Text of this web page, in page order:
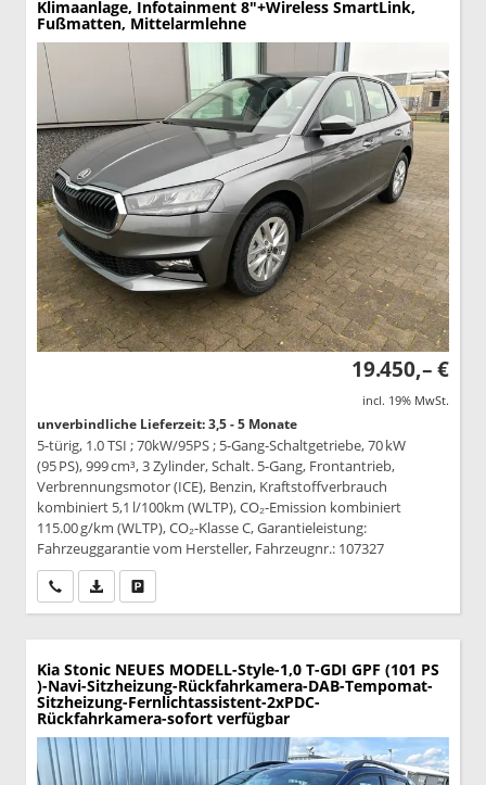
Klimaanlage, Infotainment 8"+Wireless SmartLink,
Fußmatten, Mittelarmlehne
19.450,– €
incl. 19% MwSt.
unverbindliche Lieferzeit: 3,5 - 5 Monate
5-türig, 1.0 TSI ; 70kW/95PS ; 5-Gang-Schaltgetriebe, 70 kW
(95 PS), 999 cm³, 3 Zylinder, Schalt. 5-Gang, Frontantrieb,
Verbrennungsmotor (ICE), Benzin, Kraftstoffverbrauch
kombiniert 5,1 l/100km (WLTP), CO₂-Emission kombiniert
115.00 g/km (WLTP), CO₂-Klasse C, Garantieleistung:
Fahrzeuggarantie vom Hersteller, Fahrzeugnr.: 107327
Wir rufen Sie anPDF-Datei, Fahrzeugexposé drucken
Kia Stonic NEUES MODELL-Style-1,0 T-GDI GPF (101 PS
)-Navi-Sitzheizung-Rückfahrkamera-DAB-Tempomat-
Sitzheizung-Fernlichtassistent-2xPDC-
Rückfahrkamera-sofort verfügbar